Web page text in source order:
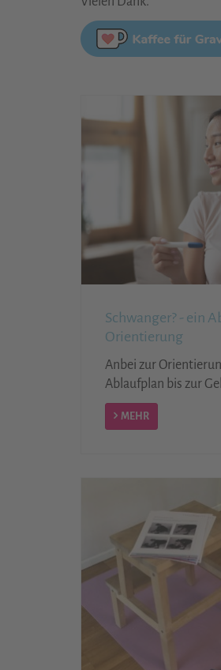
Schwanger? - ein
Orientierung
Anbei zur
Ablaufplan bis zur
MEHR